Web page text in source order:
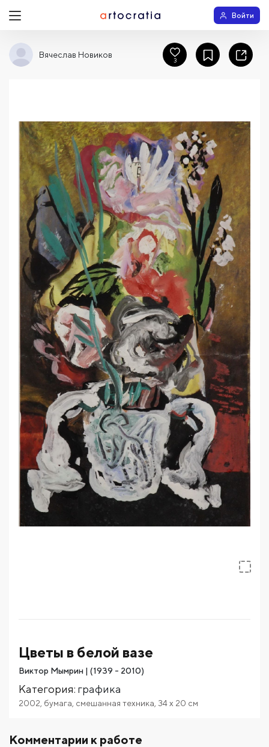
Войти
Цветы в белой вазе
Виктор Мымрин | (1939 - 2010)
Категория: графика
2002 бумага смешанная техника 34x 20 см
Комментарии к работе
Вячеслав Новиков
3